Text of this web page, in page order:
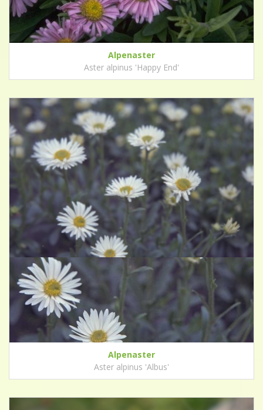
Alpenaster
Aster alpinus 'Happy End'
Alpenaster
Aster alpinus 'Albus'